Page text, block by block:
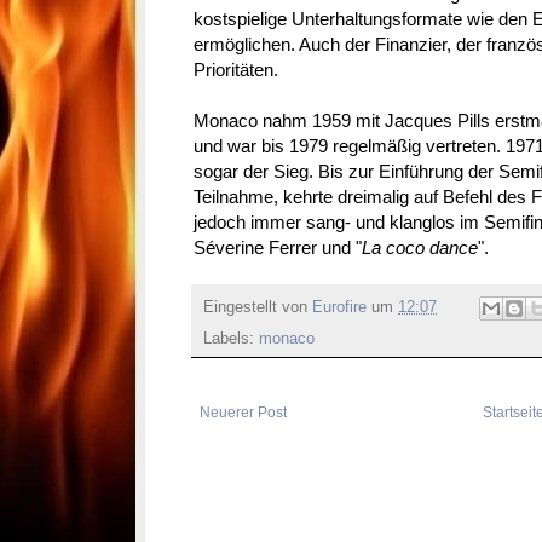
kostspielige Unterhaltungsformate wie den
ermöglichen. Auch der Finanzier, der
Prioritäten.
Monaco nahm 1959 mit Jacques Pills
und war bis 1979 regelmäßig vertreten.
sogar der Sieg. Bis zur Einführung der
Teilnahme, kehrte dreimalig auf Befehl des
jedoch immer sang- und klanglos im
Séverine Ferrer und "La coco dance".
Eingestellt von Eurofire um 12:07
Labels: monaco
Neuerer Post